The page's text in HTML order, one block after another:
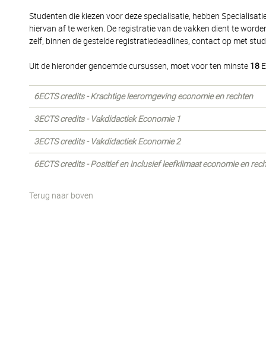
Studenten die kiezen voor deze specialisatie, hebben
hiervan af te werken. De registratie van de vakken dient te
zelf, binnen de gestelde registratiedeadlines, contact op met
Uit de hieronder genoemde cursussen, moet voor ten minste 18
6ECTS credits - Krachtige leeromgeving economie en rechten
3ECTS credits - Vakdidactiek Economie 1
3ECTS credits - Vakdidactiek Economie 2
6ECTS credits - Positief en inclusief leefklimaat economie en
Terug naar boven